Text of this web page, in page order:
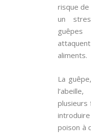
risque de
un
aliments.
La
plusieurs
poison à